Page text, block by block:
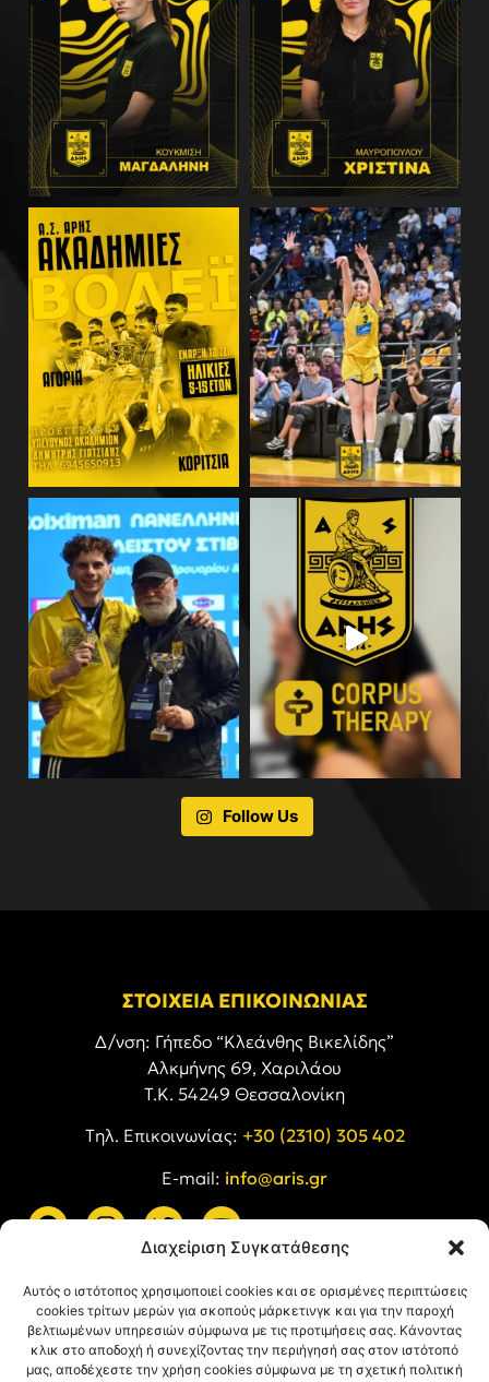
Διαχείριση Συγκατάθεσης
Αυτός ο ιστότοπος χρησιμοποιεί cookies και σε ορισμένες περιπτώσεις
cookies τρίτων μερών για σκοπούς μάρκετινγκ και για την παροχή
βελτιωμένων υπηρεσιών σύμφωνα με τις προτιμήσεις σας. Κάνοντας
κλικ στο αποδοχή ή συνεχίζοντας την περιήγησή σας στον ιστότοπό
μας, αποδέχεστε την χρήση cookies σύμφωνα με τη σχετική πολιτική
Follow Us
ΣΤΟΙΧΕΙΑ ΕΠΙΚΟΙΝΩΝΙΑΣ
Δ/νση: Γήπεδο “Κλεάνθης Βικελίδης”
Αλκμήνης 69, Χαριλάου
Τ.Κ. 54249 Θεσσαλονίκη
Tηλ. Επικοινωνίας: +30 (2310) 305 402
E-mail: info@aris.gr